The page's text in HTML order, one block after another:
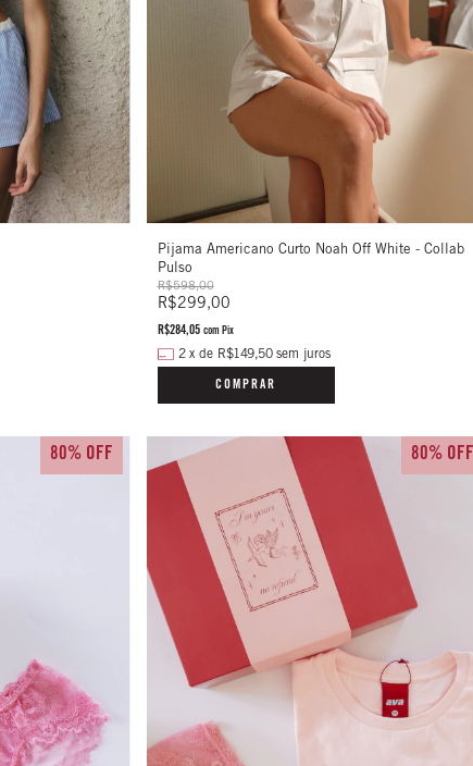
Pijama Americano Curto Noah Off White - Collab
Pulso
R$598,00
R$299,00
R$284,05 com Pix
2 x de R$149,50 sem juros
COMPRAR
80% OFF 80% OFF